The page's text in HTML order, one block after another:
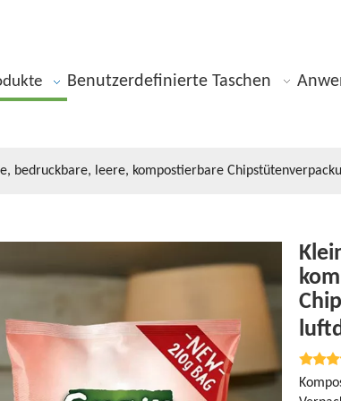
Benutzerdefinierte Taschen
bedruckbare, leere, kompostierbare